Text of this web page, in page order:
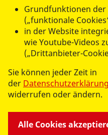
Grundfunktionen der
(„funktionale
in der Website
wie Youtube-Videos
(„Drittanbieter-
Sie können jeder Zeit in
der Datenschutzerklärung
widerrufen oder ändern.
Alle Cookies